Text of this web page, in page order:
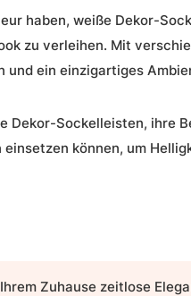
haben, weiße Dekor-
zu verleihen. Mit
und ein einzigartiges
Dekor-Sockelleisten, ihre
können, um
Zuhause zeitlose